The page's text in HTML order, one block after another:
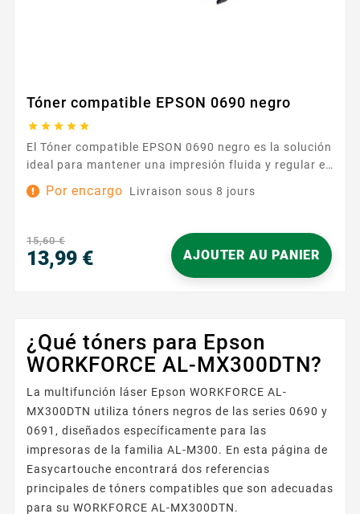
Tóner compatible EPSON 0690 negro
    
El Tóner compatible EPSON 0690 negro es la solución
ideal para mantener una impresión fluida y regular en
el día a día. Diseñado para funcionar con la gama
EPSON AL-M300 , se integra de forma natural en su
y profesionales. Gracias a su instalación simple y
rápida , sustituye su...
Por encargo Livraison sous 8 jours
15,60 €
13,99 € AJOUTER AU PANIER
¿Qué tóners para Epson
WORKFORCE AL-MX300DTN?
La multifunción láser Epson WORKFORCE AL-
MX300DTN utiliza tóners negros de las series 0690 y
0691, diseñados específicamente para las
impresoras de la familia AL-M300. En esta página de
Easycartouche encontrará dos referencias
principales de tóners compatibles que son adecuadas
para su WORKFORCE AL-MX300DTN.